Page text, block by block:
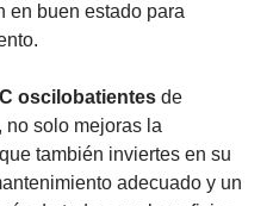
en buen estado para
oscilobatientes de
no solo mejoras la
también inviertes en su
adecuado y un